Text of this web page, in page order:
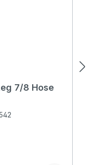
7/8 Hose